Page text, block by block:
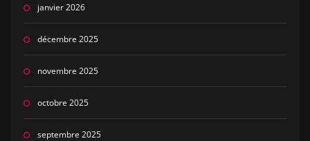
janvier 2026
décembre 2025
novembre 2025
octobre 2025
septembre 2025